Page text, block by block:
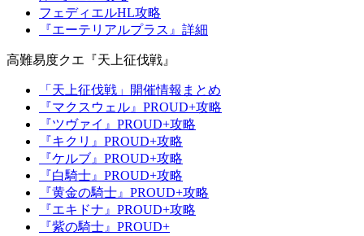
フェディエルHL攻略
『エーテリアルプラス』詳細
高難易度クエ『天上征伐戦』
「天上征伐戦」開催情報まとめ
『マクスウェル』PROUD+攻略
『ツヴァイ』PROUD+攻略
『キクリ』PROUD+攻略
『ケルブ』PROUD+攻略
『白騎士』PROUD+攻略
『黄金の騎士』PROUD+攻略
『エキドナ』PROUD+攻略
『紫の騎士』PROUD+